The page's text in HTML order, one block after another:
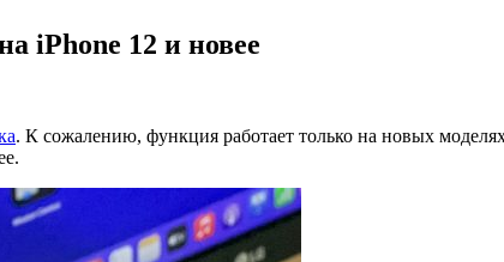
iPhone 12 и новее
. К сожалению, функция работает только на новых